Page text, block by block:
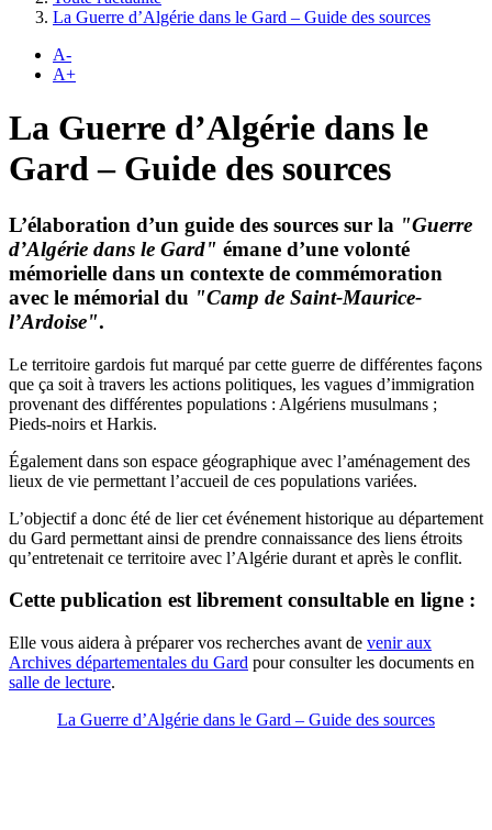
La Guerre d’Algérie dans le Gard – Guide des sources
A-
A+
La Guerre d’Algérie dans le
Gard – Guide des sources
L’élaboration d’un guide des sources sur la "Guerre
d’Algérie dans le Gard" émane d’une volonté
mémorielle dans un contexte de commémoration
avec le mémorial du "Camp de Saint-Maurice-
l’Ardoise".
Le territoire gardois fut marqué par cette guerre de différentes façons
que ça soit à travers les actions politiques, les vagues d’immigration
provenant des différentes populations : Algériens musulmans ;
Pieds-noirs et Harkis.
Également dans son espace géographique avec l’aménagement des
lieux de vie permettant l’accueil de ces populations variées.
L’objectif a donc été de lier cet événement historique au département
du Gard permettant ainsi de prendre connaissance des liens étroits
qu’entretenait ce territoire avec l’Algérie durant et après le conflit.
Cette publication est librement consultable en ligne :
Elle vous aidera à préparer vos recherches avant de venir aux
Archives départementales du Gard pour consulter les documents en
salle de lecture.
La Guerre d’Algérie dans le Gard – Guide des sources